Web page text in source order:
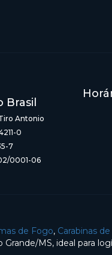
Brasil
Antonio
0
7
0001-06
de Fogo, Carabinas
MS, ideal para